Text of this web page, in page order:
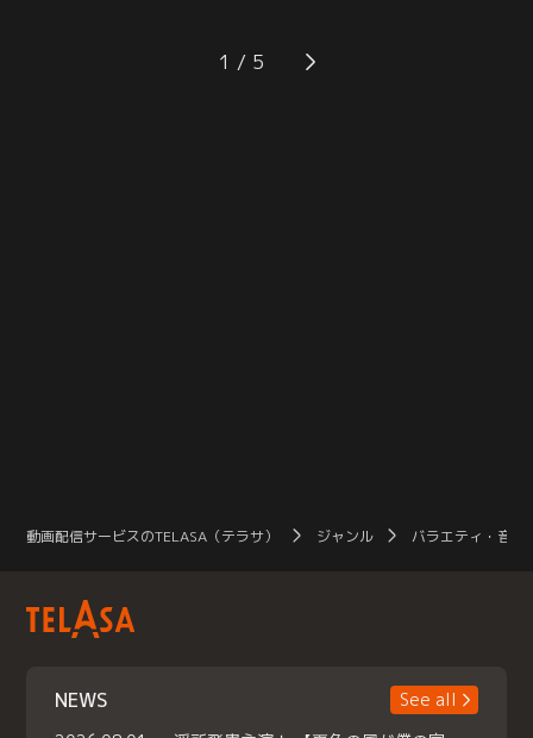
人バスツアー」 街中で即興クイズを
作る“知の巨人”シリーズ 今回はお馴
リつくBBQへ突入！人間性が出ると
いうBBQ、各々が手土産＆料理を振
1
動画配信サービスのTELASA（テラサ） ジャンル バラエティ・音楽
NEWS
See all